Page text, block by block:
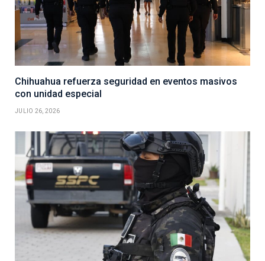
Chihuahua refuerza seguridad en eventos masivos
con unidad especial
JULIO 26, 2026